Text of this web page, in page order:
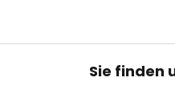
Sie finden